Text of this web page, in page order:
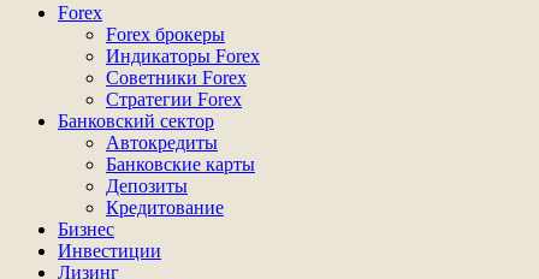
Основное
Forex
Forex брокеры
Индикаторы Forex
Советники Forex
Стратегии Forex
Банковский сектор
Автокредиты
Банковские карты
Депозиты
Кредитование
Бизнес
Инвестиции
Лизинг